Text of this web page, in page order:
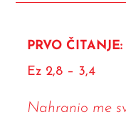
PRVO ČITANJE:
Ez 2,8 – 3,4
Nahranio me